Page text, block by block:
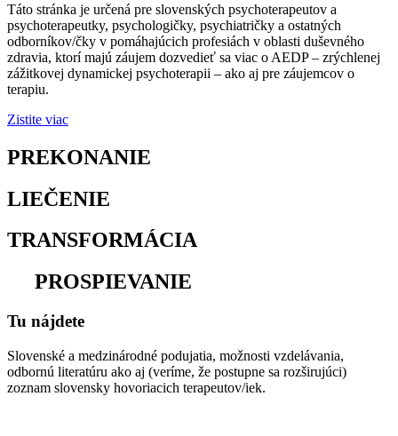
Táto stránka je určená pre slovenských psychoterapeutov a
psychoterapeutky, psychologičky, psychiatričky a ostatných
odborníkov/čky v pomáhajúcich profesiách v oblasti duševného
zdravia, ktorí majú záujem dozvedieť sa viac o AEDP – zrýchlenej
zážitkovej dynamickej psychoterapii – ako aj pre záujemcov o
terapiu.
Zistite viac
PREKONANIE
LIEČENIE
TRANSFORMÁCIA
PROSPIEVANIE
Tu nájdete
Slovenské a medzinárodné podujatia, možnosti vzdelávania,
odbornú literatúru ako aj (veríme, že postupne sa rozširujúci)
zoznam slovensky hovoriacich terapeutov/iek.